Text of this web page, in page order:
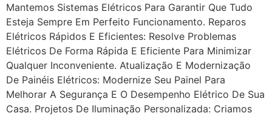
Mantemos Sistemas Elétricos Para Garantir Que Tudo
Esteja Sempre Em Perfeito Funcionamento. Reparos
Elétricos Rápidos E Eficientes: Resolve Problemas
Elétricos De Forma Rápida E Eficiente Para Minimizar
Qualquer Inconveniente. Atualização E Modernização
De Painéis Elétricos: Modernize Seu Painel Para
Melhorar A Segurança E O Desempenho Elétrico De Sua
Casa. Projetos De Iluminação Personalizada: Criamos